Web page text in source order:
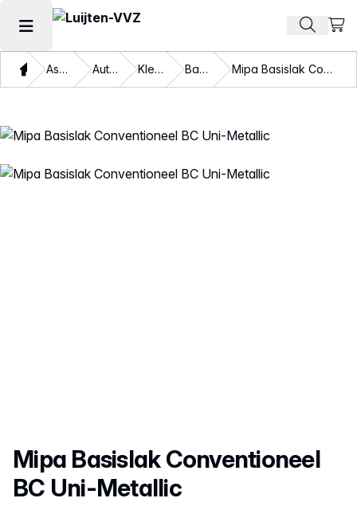
Hoofdmenu openen Zoek
ThuisAssortiment Autolakken Kleurlakken Basislakken Mipa Basislak Conventioneel BC Uni-Metallic
Productnaam
Mipa Basislak Conventioneel
BC Uni-Metallic